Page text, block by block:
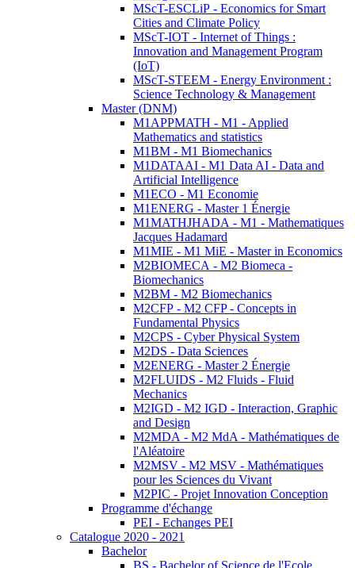
MScT-ESCLiP - Economics for Smart
Cities and Climate Policy
MScT-IOT - Internet of Things :
Innovation and Management Program
(IoT)
MScT-STEEM - Energy Environment :
Science Technology & Management
Master (DNM)
M1APPMATH - M1 - Applied
Mathematics and statistics
M1BM - M1 Biomechanics
M1DATAAI - M1 Data AI - Data and
Artificial Intelligence
M1ECO - M1 Economie
M1ENERG - Master 1 Énergie
M1MATHJHADA - M1 - Mathematiques
Jacques Hadamard
M1MIE - M1 MiE - Master in Economics
M2BIOMECA - M2 Biomeca -
Biomechanics
M2BM - M2 Biomechanics
M2CFP - M2 CFP - Concepts in
Fundamental Physics
M2CPS - Cyber Physical System
M2DS - Data Sciences
M2ENERG - Master 2 Énergie
M2FLUIDS - M2 Fluids - Fluid
Mechanics
M2IGD - M2 IGD - Interaction, Graphic
and Design
M2MDA - M2 MdA - Mathématiques de
l'Aléatoire
M2MSV - M2 MSV - Mathématiques
pour les Sciences du Vivant
M2PIC - Projet Innovation Conception
Programme d'échange
PEI - Echanges PEI
Catalogue 2020 - 2021
Bachelor
BS - Bachelor of Science de l'Ecole